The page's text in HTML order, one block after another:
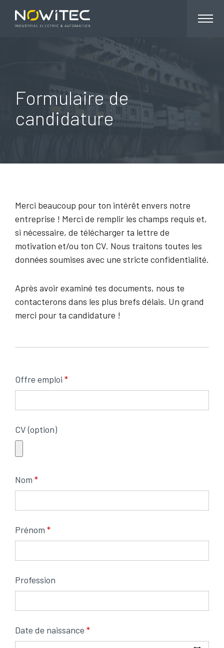
Planification de projets
Electricité industrielle
Automatisation
Sécurité des machines
Optimisation
Formulaire de
candidature
Merci beaucoup pour ton intérêt envers notre
entreprise ! Merci de remplir les champs requis et,
si nécessaire, de télécharger ta lettre de
motivation et/ou ton CV. Nous traitons toutes les
données soumises avec une stricte confidentialité.
Après avoir examiné tes documents, nous te
contacterons dans les plus brefs délais. Un grand
merci pour ta candidature !
Offre emploi
CV (option)
Nom
Prénom
Profession
Date de naissance